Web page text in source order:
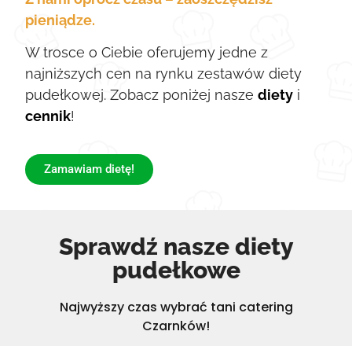
pieniądze.
W trosce o Ciebie oferujemy jedne z
najniższych cen na rynku zestawów diety
pudełkowej. Zobacz poniżej naszediety i
cennik!
Zamawiam dietę!
Sprawdź nasze diety
pudełkowe
Najwyższy czas wybrać tani catering
Czarnków!